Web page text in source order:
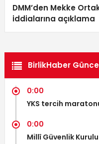
DMM’den Mekke
iddialarına açıklama
BirlikHaber
0:00
YKS tercih
0:00
Millî Güvenlik